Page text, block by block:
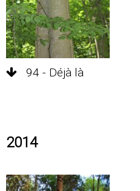
94 - Déjà là
2014